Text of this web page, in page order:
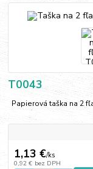
T0043
Papierová taška na 2
1,13 €/ks
0,92 € bez DPH